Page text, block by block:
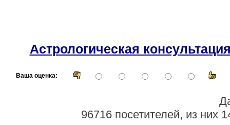
Астрологическая
Ваша оценка:
96716 посетителей, из них